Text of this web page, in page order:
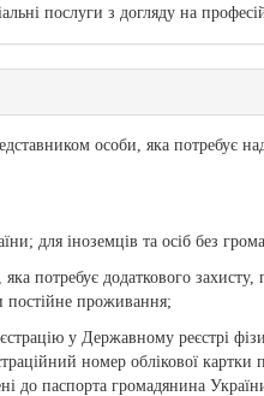
послуги з догляду на
особи, яка потребує
для іноземців та осіб без
яка потребує додаткового
постійне проживання;
у Державному реєстрі
номер облікової
до паспорта громадянина